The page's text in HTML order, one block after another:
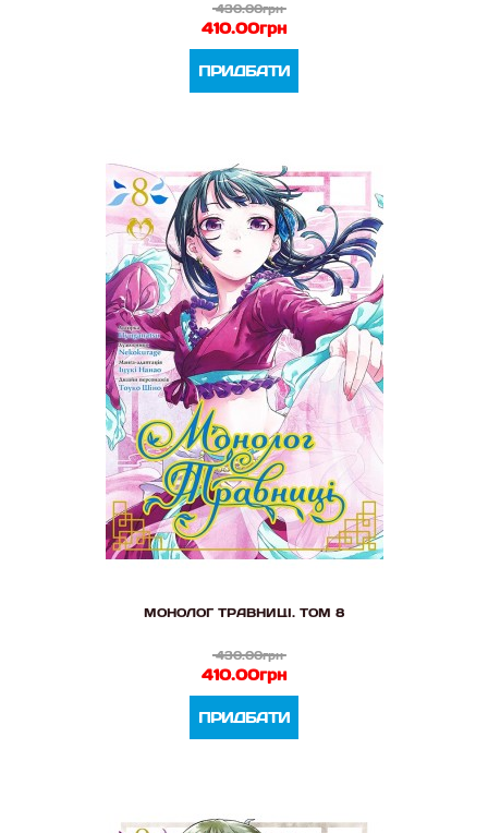
430.00грн
410.00грн
ПРИДБАТИ
МОНОЛОГ ТРАВНИЦІ. ТОМ 8
430.00грн
410.00грн
ПРИДБАТИ